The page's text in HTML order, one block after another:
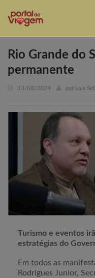
Rio Grande do
permanente
13/08/2024 por Luis
Turismo e eventos
estratégias do
Em todos as
Rodrigues Junior,